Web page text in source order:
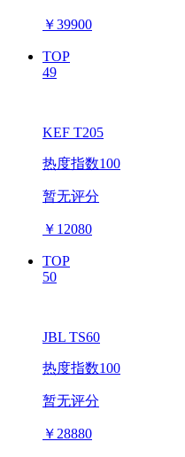
￥39900
TOP
49
KEF T205
热度指数100
暂无评分
￥ 12080
TOP
50
JBL TS60
热度指数100
暂无评分
￥ 28880